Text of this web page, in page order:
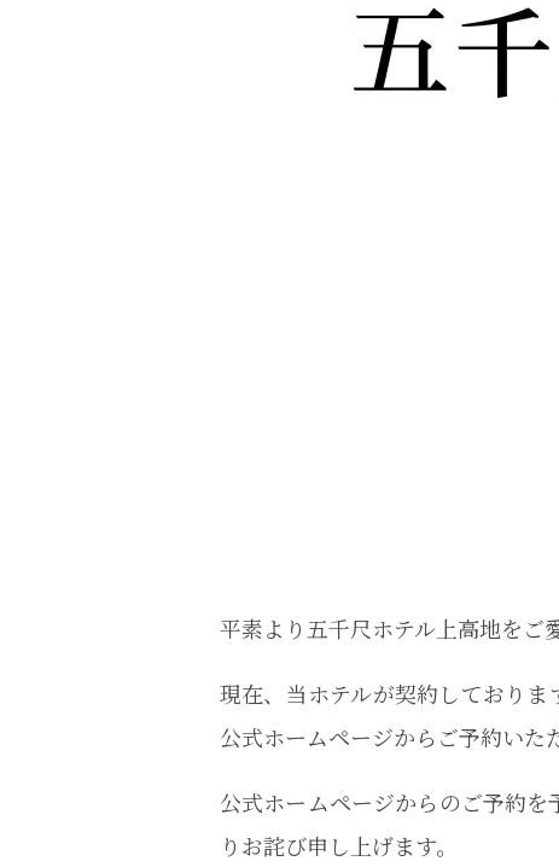
平素より五千尺ホテル上高地をご
現在、当ホテルが契約しており
公式ホームページからご予約いた
公式ホームページからのご予約
りお詫び申し上げます。